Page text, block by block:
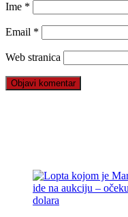
Ime *
Email *
Web stranica